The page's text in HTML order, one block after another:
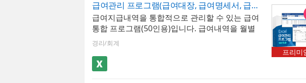
이트]버튼을 클릭하면 매년 개정되는 4대보험요
율 및 근로소득간이세액표가 자동 업데이트 됩니
다. ✅ 프로그램 핵심 구성- 대시보드 : 전체 급여
현황을 한눈에 파악하는 경영 요약 뷰. 당해연도
계, 부서별 인원 현황, 전월 대비 급여 증감 등 핵
심 인건비 지표를 시각화- 급여대장 : 전 직원의
급여관리 프로그램(급여대장, 급여명세서, 급여입금내역서, 재직증명서, 퇴직증명서)(50인용)
급여지급내역을 통합적으로 관리할 수 있는 급여
통합 프로그램(50인용)입니다. 급여내역을 월별
로 입력, 저장, 검색할 수 있습니다. 4대보험이 자
동계산(소득세, 주민세, 고용보험, 국민연금, 건강
보험, 장기요양보험)되며, 급여지급항목 및 공제
항목은 최대 20개까지 추가할 수 있습니다. 저장
경리/회계
프리미